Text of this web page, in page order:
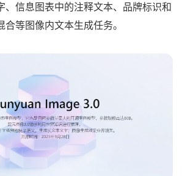
、信息图表中的注释文本、品牌标识和
等图像内文本生成任务。